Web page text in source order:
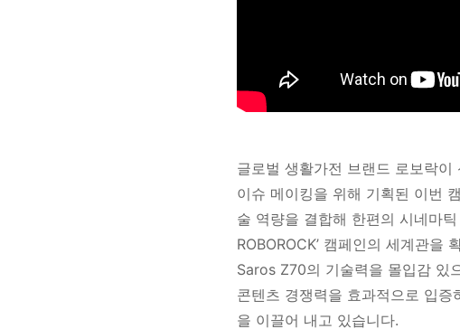
글로벌 생활가전 브랜드 로보락이
이슈 메이킹을 위해 기획된 이번
술 역량을 결합해 한편의 시네마
ROBOROCK’ 캠페인의 세계관을
Saros Z70의 기술력을 몰입감 있
콘텐츠 경쟁력을 효과적으로 입
을 이끌어 내고 있습니다.